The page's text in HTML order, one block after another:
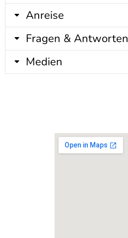
Anreise
Fragen & Antworten
Medien